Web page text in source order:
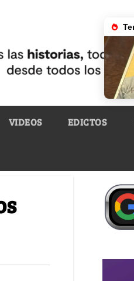
VIDEOS EDICTOS